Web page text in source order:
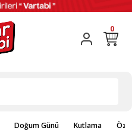
0
Doğum Günü Kutlama